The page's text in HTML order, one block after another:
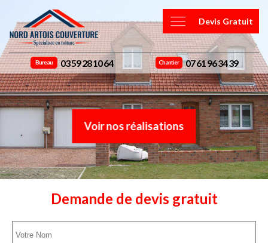
Devis Gratuit
Bureau 03 59 28 10 64 Chantier 07 61 96 34 39
Voir nos réalisations
Demande de devis gratuit